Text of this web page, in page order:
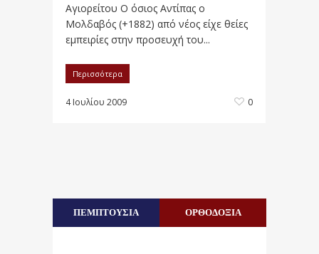
Αγιορείτου Ο όσιος Αντίπας ο
Μολδαβός (+1882) από νέος είχε θείες
εμπειρίες στην προσευχή του...
Περισσότερα
4 Ιουλίου 2009 0
ΠΕΜΠΤΟΥΣΙΑ ΟΡΘΟΔΟΞΙΑ